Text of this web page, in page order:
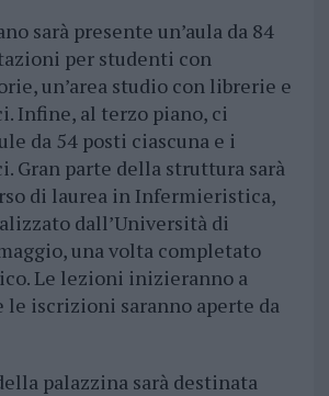
sarà presente un’aula da 84
per studenti con
un’area studio con librerie e
Infine, al terzo piano, ci
da 54 posti ciascuna e i
Gran parte della struttura sarà
di laurea in Infermieristica,
dall’Università di
una volta completato
Le lezioni inizieranno a
le iscrizioni saranno aperte da
palazzina sarà destinata